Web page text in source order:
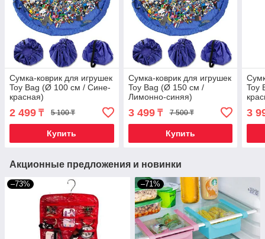
Сумка-коврик для игрушек
Toy Bag (Ø 100 см / Сине-
красная)
2 499 ₸ 5 100 ₸
Купить
Сумка-коврик для игрушек
Toy Bag (Ø 150 см /
Лимонно-синяя)
3 499₸ 7 500 ₸
Купить
Toy
3
Акционные предложения и новинки
–73% –71%